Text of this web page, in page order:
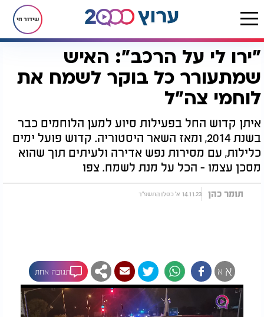
שידור חי
דף הבית יהדות "ירו לי על הרכב": האיש שמתעורר כל בוקר לשמח את לוחמי צה"ל
"ירו לי על הרכב": האיש
שמתעורר כל בוקר לשמח את
לוחמי צה"ל
איתן קדוש החל בפעילות סיוע למען הלוחמים כבר
בשנת 2014, ומאז השאר היסטוריה. קדוש פועל ימים
כלילות, עם מסירות נפש אדירה ולעיתים תוך שהוא
מסכן עצמו - הכל על מנת לשמח. צפו
תומר כהן 14.11.23 א' כסלו התשפ"ד
א א תגובה אחת